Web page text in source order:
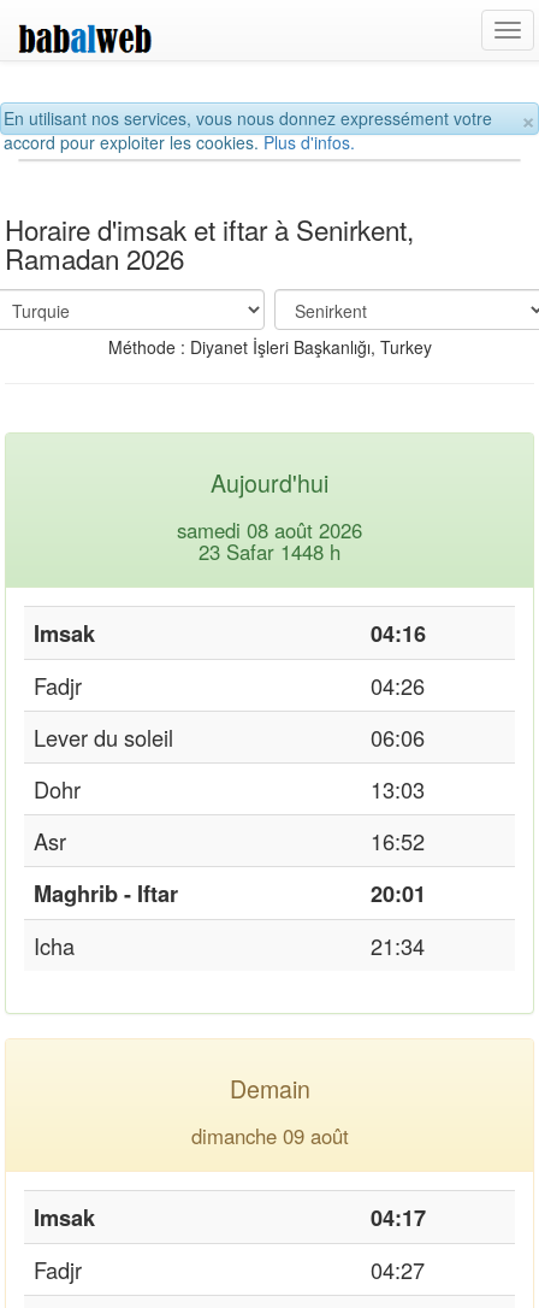
×
En utilisant nos services, vous nous donnez expressément votre
accord pour exploiter les cookies.Plus d'infos.
Horaire d'imsak et iftar à Senirkent,
Ramadan 2026
Méthode : Diyanet İşleri Başkanlığı, Turkey
Aujourd'hui
samedi 08 août 2026
23 Safar 1448 h
Imsak
04:16
Fadjr
04:26
Lever du soleil
06:06
Dohr
13:03
Asr
16:52
Maghrib - Iftar
20:01
Icha
21:34
Demain
dimanche 09 août
Imsak
04:17
Fadjr
04:27